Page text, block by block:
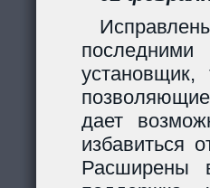
дает
избавиться
Расширены